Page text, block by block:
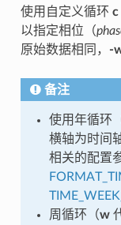
使用自定义循环 c
以指定相位（
原始数据相同， -
备注
使用年循环
横轴为时间
相关的配置
周循环（w